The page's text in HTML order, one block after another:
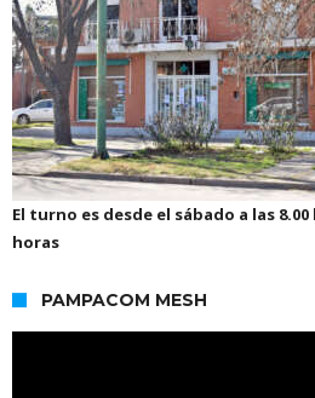
El turno es desde el sábado a las
horas
PAMPACOM MESH